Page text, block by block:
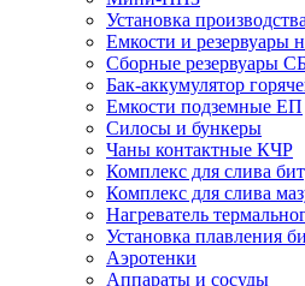
Установка
Емкости и резервуары
Сборные резервуары
Бак-аккумулятор
Емкости подземные ЕП
Силосы и бункеры
Чаны контактные КЧР
Комплекс для слива
Комплекс для слива
Нагреватель
Установка плавления
Аэротенки
Аппараты и сосуды